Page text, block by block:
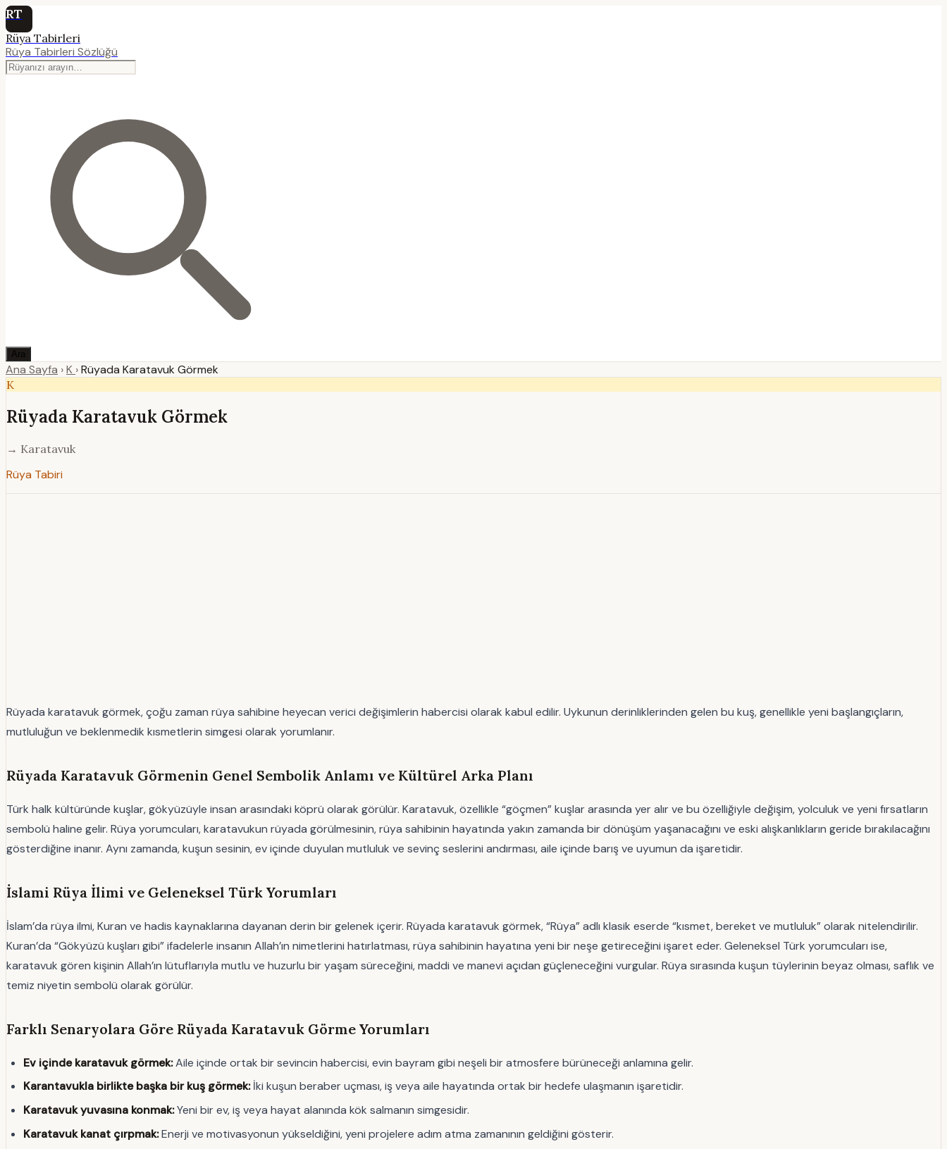
RT
Rüya Tabirleri
Rüya Tabirleri Sözlüğü
Ara
Ana Sayfa ›K ›Rüyada Karatavuk Görmek
K
Rüyada Karatavuk Görmek
→ Karatavuk
Rüya Tabiri
Rüyada karatavuk görmek, çoğu zaman rüya sahibine heyecan verici değişimlerin habercisi olarak kabul edilir. Uykunun derinliklerinden gelen bu kuş, genellikle yeni başlangıçların,
mutluluğun ve beklenmedik kısmetlerin simgesi olarak yorumlanır.
Rüyada Karatavuk Görmenin Genel Sembolik Anlamı ve Kültürel Arka Planı
Türk halk kültüründe kuşlar, gökyüzüyle insan arasındaki köprü olarak görülür. Karatavuk, özellikle “göçmen” kuşlar arasında yer alır ve bu özelliğiyle değişim, yolculuk ve yeni fırsatların
sembolü haline gelir. Rüya yorumcuları, karatavukun rüyada görülmesinin, rüya sahibinin hayatında yakın zamanda bir dönüşüm yaşanacağını ve eski alışkanlıkların geride bırakılacağını
gösterdiğine inanır. Aynı zamanda, kuşun sesinin, ev içinde duyulan mutluluk ve sevinç seslerini andırması, aile içinde barış ve uyumun da işaretidir.
İslami Rüya İlimi ve Geleneksel Türk Yorumları
İslam’da rüya ilmi, Kuran ve hadis kaynaklarına dayanan derin bir gelenek içerir. Rüyada karatavuk görmek, “Rüya” adlı klasik eserde “kısmet, bereket ve mutluluk” olarak nitelendirilir.
Kuran’da “Gökyüzü kuşları gibi” ifadelerle insanın Allah’ın nimetlerini hatırlatması, rüya sahibinin hayatına yeni bir neşe getireceğini işaret eder. Geleneksel Türk yorumcuları ise,
karatavuk gören kişinin Allah’ın lütuflarıyla mutlu ve huzurlu bir yaşam süreceğini, maddi ve manevi açıdan güçleneceğini vurgular. Rüya sırasında kuşun tüylerinin beyaz olması, saflık ve
temiz niyetin sembolü olarak görülür.
Farklı Senaryolara Göre Rüyada Karatavuk Görme Yorumları
Ev içinde karatavuk görmek:Aile içinde ortak bir sevincin habercisi, evin bayram gibi neşeli bir atmosfere bürüneceği anlamına gelir.
Karantavukla birlikte başka bir kuş görmek:İki kuşun beraber uçması, iş veya aile hayatında ortak bir hedefe ulaşmanın işaretidir.
Karatavuk yuvasına konmak:Yeni bir ev, iş veya hayat alanında kök salmanın simgesidir.
Karatavuk kanat çırpmak:Enerji ve motivasyonun yükseldiğini, yeni projelere adım atma zamanının geldiğini gösterir.